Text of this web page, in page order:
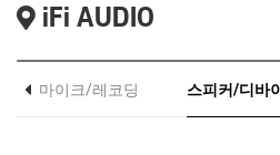
iFi AUDIO
마이크/레코딩 스피커/디바